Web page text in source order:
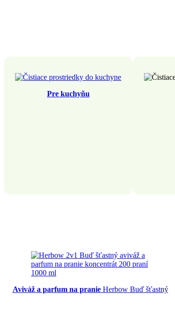
Pre kuchyňu
Aviváž a parfum na pranieHerbow Buď šťastný